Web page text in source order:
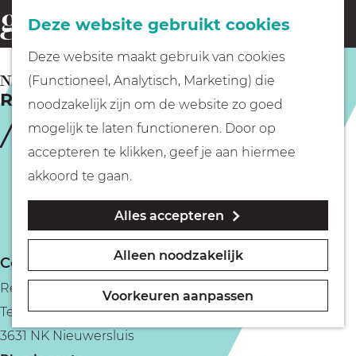
Deze website gebruikt cookies
Deze website maakt gebruik van cookies
(Functioneel, Analytisch, Marketing) die
noodzakelijk zijn om de website zo goed
mogelijk te laten functioneren. Door op
accepteren te klikken, geef je aan hiermee
akkoord te gaan.
Alles accepteren
Alleen noodzakelijk
Voorkeuren aanpassen
G
a
n
a
o
m
e
p
Fietsen
Wandelen
Geocachen
Naar het museum
o
e
k
e
n
Rederij de Kampioen
NIEUWERSLUIS
Contact
Rederij de Kampioen
Ter hoogte van Zandpad 3
3631 NK Nieuwersluis